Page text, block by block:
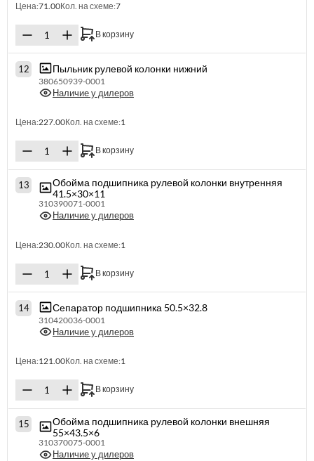
Цена:71.00Кол. на схеме:7
В корзину
12 Пыльник рулевой колонки нижний
380650939-0001
Наличие у дилеров
Цена:227.00Кол. на схеме:1
В корзину
13
Обойма подшипника рулевой колонки внутренняя
41.5×30×11
310390071-0001
Наличие у дилеров
Цена:230.00Кол. на схеме:1
В корзину
14 Сепаратор подшипника 50.5×32.8
310420036-0001
Наличие у дилеров
Цена:121.00Кол. на схеме:1
В корзину
15
Обойма подшипника рулевой колонки внешняя
55×43.5×6
310370075-0001
Наличие у дилеров